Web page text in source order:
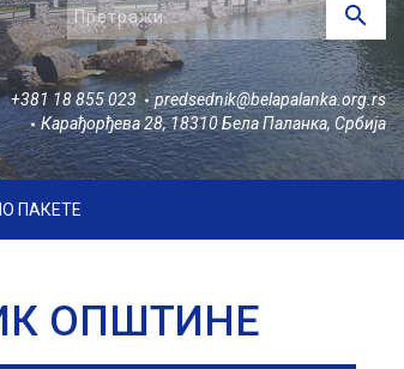
search
+381 18 855 023
predsednik@belapalanka.org.rs
Карађорђева 28, 18310 Бела Паланка, Србија
ПАКЕТЕ
ОПШТИНЕ